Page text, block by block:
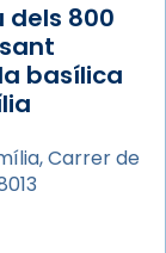
dels 800
basílica
Carrer de